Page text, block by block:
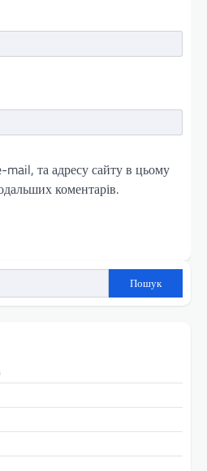
mail, та адресу сайту в цьому
коментарів.
Пошук